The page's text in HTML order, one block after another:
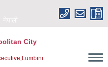
नेपाली
City